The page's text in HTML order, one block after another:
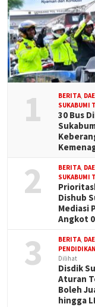
1 BERITA,
SUKABUMI
30 Bus
2 BERITA,
SUKABUMI
Dishub
Mediasi
Angkot
3 BERITA,
Dilihat
Disdik
Aturan
Boleh
hingga